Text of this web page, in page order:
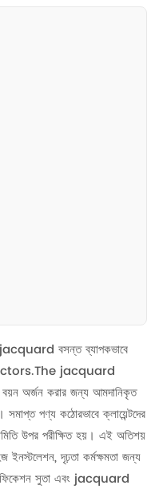
jacquard বসন্ত ব্যাপকভাবে
sectors.The jacquard
বয়ন অর্জন করার জন্য আমদানিকৃত
সমাপ্ত পণ্য কঠোরভাবে ক্লায়েন্টদের
উপর পরীক্ষিত হয়। এই অতিশয়
ইনস্টলেশন, দৃঢ়তা কর্মক্ষমতা জন্য
সুতা এবং jacquard